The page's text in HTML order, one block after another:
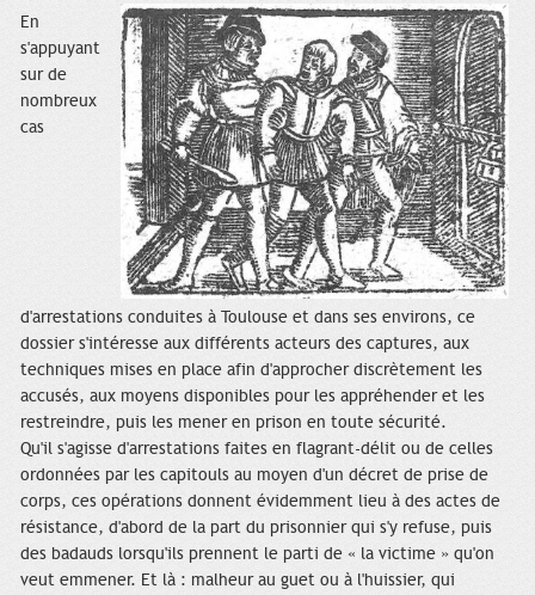
En
s'appuyant
sur de
nombreux
cas
d'arrestations conduites à Toulouse et dans ses environs, ce
dossier s'intéresse aux différents acteurs des captures, aux
techniques mises en place afin d'approcher discrètement les
accusés, aux moyens disponibles pour les appréhender et les
restreindre, puis les mener en prison en toute sécurité.
Qu'il s'agisse d'arrestations faites en flagrant-délit ou de celles
ordonnées par les capitouls au moyen d'un décret de prise de
corps, ces opérations donnent évidemment lieu à des actes de
résistance, d'abord de la part du prisonnier qui s'y refuse, puis
des badauds lorsqu'ils prennent le parti de « la victime » qu'on
veut emmener. Et là : malheur au guet ou à l'huissier, qui